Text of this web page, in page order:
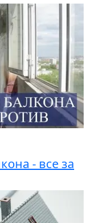
- все за